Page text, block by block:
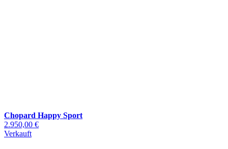
Chopard Happy Sport
2.950,00 €
Verkauft